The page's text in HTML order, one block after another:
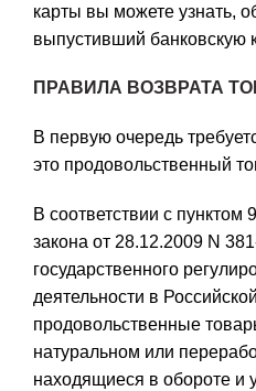
карты вы можете узнать,
выпустивший банковскую
ПРАВИЛА ВОЗВРАТА
В первую очередь
это продовольственный
В соответствии с пунктом
закона от 28.12.2009 N
государственного
деятельности в
продовольственные
натуральном или
находящиеся в обороте и